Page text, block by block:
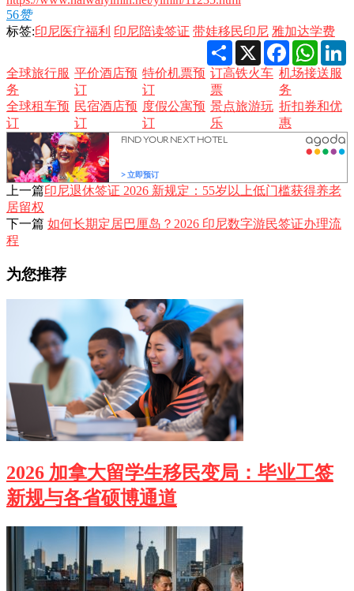
56赞
标签:印尼医疗福利 印尼陪读签证 带娃移民印尼 雅加达学费
Share X Facebook
全球旅行服
务
平价酒店预
订
特价机票预
订
订高铁火车
票
机场接送服
务
全球租车预
订
民宿酒店预
订
度假公寓预
订
景点旅游玩
乐
折扣券和优
惠
上一篇印尼退休签证 2026 新规定：55岁以上低门槛获得养老
居留权
下一篇 如何长期定居巴厘岛？2026 印尼数字游民签证办理流
程
为您推荐
2026 加拿大留学生移民变局：毕业工签
新规与各省硕博通道